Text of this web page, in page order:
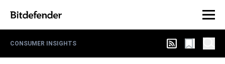
CONSUMER INSIGHTS